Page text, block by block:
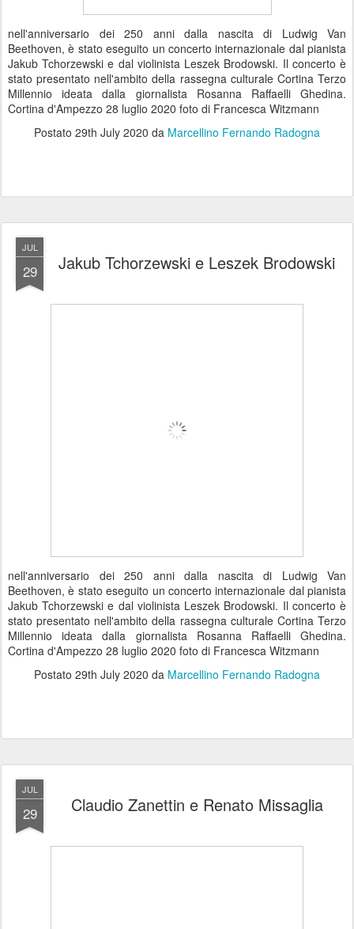
nell'anniversario dei 250 anni dalla nascita di Ludwig Van
Beethoven, è stato eseguito un concerto internazionale dal pianista
Jakub Tchorzewski e dal violinista Leszek Brodowski. Il concerto è
stato presentato nell'ambito della rassegna culturale Cortina Terzo
Millennio ideata dalla giornalista Rosanna Raffaelli Ghedina.
Cortina d'Ampezzo 28 luglio 2020 foto di Francesca Witzmann
Postato 29th July 2020 da Marcellino Fernando Radogna
JUL
29 Jakub Tchorzewski e Leszek Brodowski
nell'anniversario dei 250 anni dalla nascita di Ludwig Van
Beethoven, è stato eseguito un concerto internazionale dal pianista
Jakub Tchorzewski e dal violinista Leszek Brodowski. Il concerto è
stato presentato nell'ambito della rassegna culturale Cortina Terzo
Millennio ideata dalla giornalista Rosanna Raffaelli Ghedina.
Cortina d'Ampezzo 28 luglio 2020 foto di Francesca Witzmann
Postato 29th July 2020 da Marcellino Fernando Radogna
JUL
29 Claudio Zanettin e Renato Missaglia